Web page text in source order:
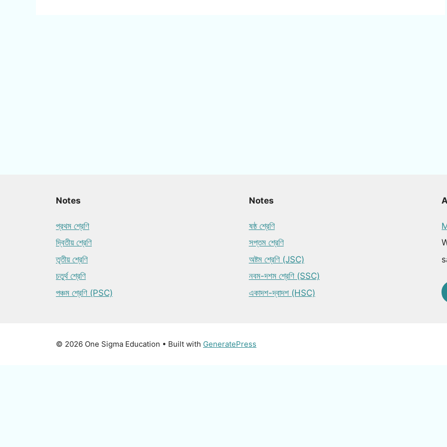
Notes
প্রথম শ্রেণি
দ্বিতীয় শ্রেণি
তৃতীয় শ্রেণি
চতুর্থ শ্রেণি
পঞ্চম শ্রেণি (PSC)
Notes
ষষ্ঠ শ্রেণি
সপ্তম শ্রেণি
অষ্টম শ্রেণি (JSC)
নবম-দশম শ্রেণি (SSC)
একাদশ-দ্বাদশ (HSC)
© 2026 One Sigma Education • Built with GeneratePress